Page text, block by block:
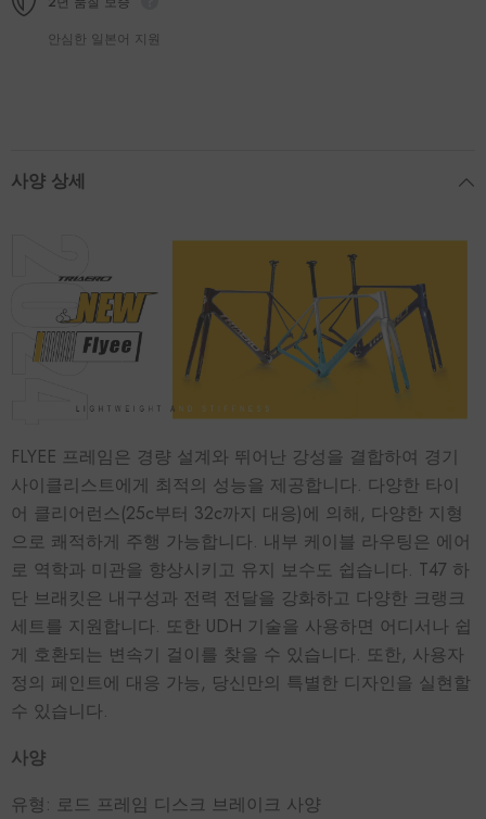
안심한 일본어 지원
사양 상세
FLYEE 프레임은 경량 설계와 뛰어난 강성을 결합하여 경기
사이클리스트에게 최적의 성능을 제공합니다. 다양한 타이
어 클리어런스(25c부터 32c까지 대응)에 의해, 다양한 지형
으로 쾌적하게 주행 가능합니다. 내부 케이블 라우팅은 에어
로 역학과 미관을 향상시키고 유지 보수도 쉽습니다. T47 하
단 브래킷은 내구성과 전력 전달을 강화하고 다양한 크랭크
세트를 지원합니다. 또한 UDH 기술을 사용하면 어디서나 쉽
게 호환되는 변속기 걸이를 찾을 수 있습니다. 또한, 사용자
정의 페인트에 대응 가능, 당신만의 특별한 디자인을 실현할
수 있습니다.
사양
유형: 로드 프레임 디스크 브레이크 사양